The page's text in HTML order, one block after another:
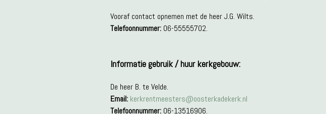
Vooraf contact opnemen met de heer J.G. Wilts.
Telefoonnummer:06-55555702.
Informatie gebruik / huur kerkgebouw:
De heer B. te Velde.
Email: kerkrentmeesters@oosterkadekerk.nl
Telefoonnummer:06-13516906.